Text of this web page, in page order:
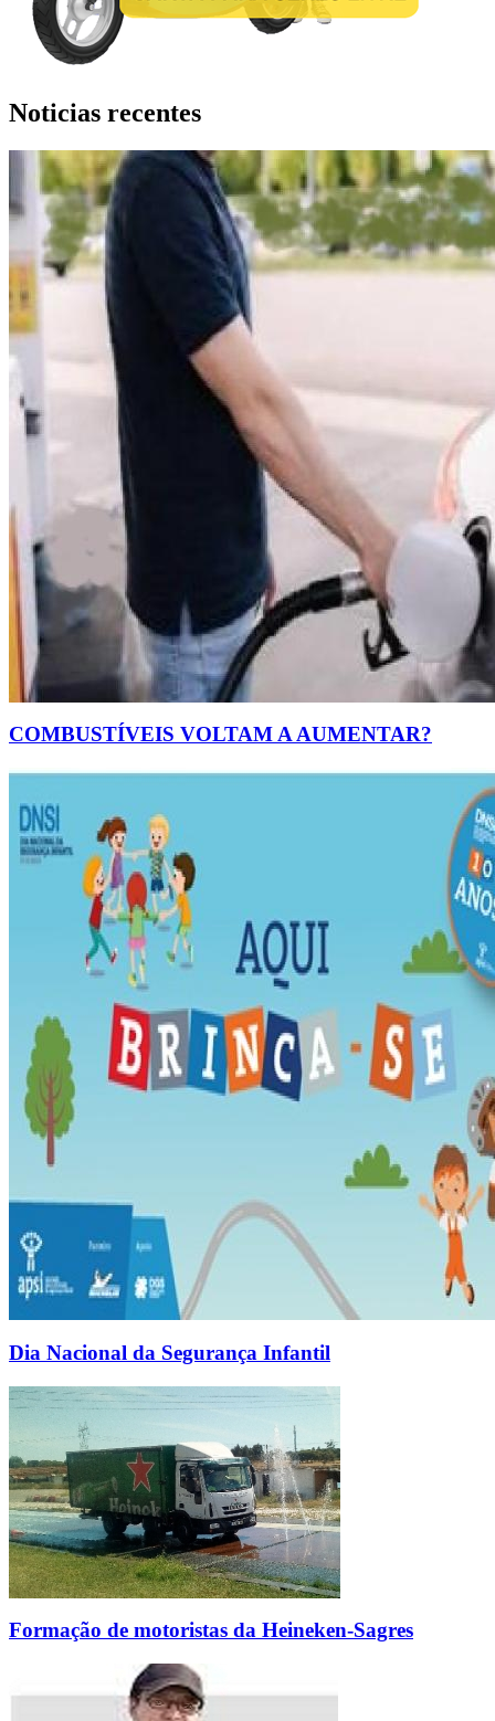
Noticias recentes
COMBUSTÍVEIS VOLTAM A AUMENTAR?
Dia Nacional da Segurança Infantil
Formação de motoristas da Heineken-Sagres